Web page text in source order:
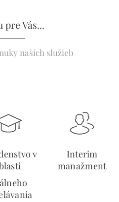
pre Vás...
naších služieb
v
Interim
manažment